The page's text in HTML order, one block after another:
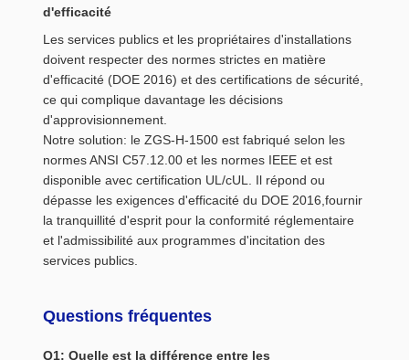
d'efficacité
Les services publics et les propriétaires d'installations
doivent respecter des normes strictes en matière
d'efficacité (DOE 2016) et des certifications de sécurité,
ce qui complique davantage les décisions
d'approvisionnement.
Notre solution: le ZGS-H-1500 est fabriqué selon les
normes ANSI C57.12.00 et les normes IEEE et est
disponible avec certification UL/cUL. Il répond ou
dépasse les exigences d'efficacité du DOE 2016,fournir
la tranquillité d'esprit pour la conformité réglementaire
et l'admissibilité aux programmes d'incitation des
services publics.
Questions fréquentes
Q1: Quelle est la différence entre les